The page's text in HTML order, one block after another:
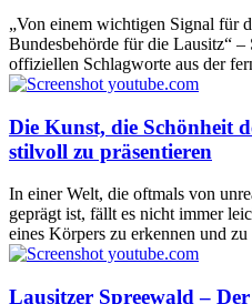
„Von einem wichtigen Signal für
Bundesbehörde für die Lausitz“ –
offiziellen Schlagworte aus der
Die Kunst, die Schönheit
stilvoll zu präsentieren
In einer Welt, die oftmals von
geprägt ist, fällt es nicht immer
eines Körpers zu erkennen und zu
Lausitzer Spreewald –